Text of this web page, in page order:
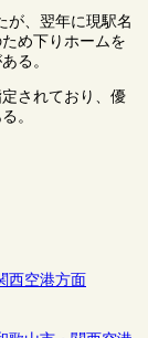
が、翌年に現駅名
め下りホームを
る。
されており、優
。
西空港方面